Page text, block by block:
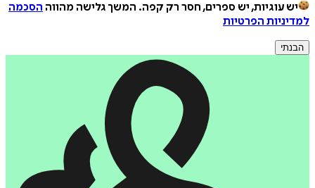
יש עוגיות, יש ספרים, חסר רק קפה. המשך גלישה מהווה הסכמה
למדיניות הפרטיות
הבנתי